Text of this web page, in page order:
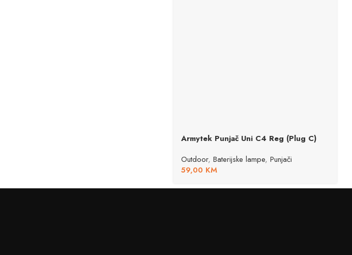
Armytek Punjač Uni C4 Reg (Plug C)
Outdoor, Baterijske lampe, Punjači
59,00 KM